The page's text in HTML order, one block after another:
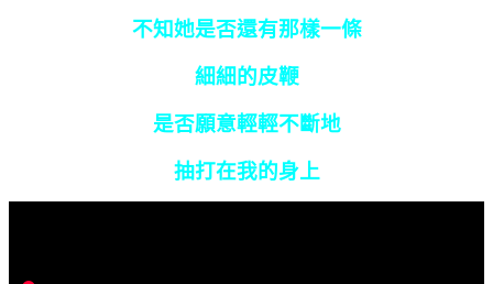
不知她是否還有那樣一條
細細的皮鞭
是否願意輕輕不斷地
抽打在我的身上